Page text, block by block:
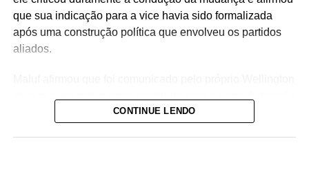
que sua indicação para a vice havia sido formalizada
após uma construção política que envolveu os partidos
aliados.
foi tomada na noite de quinta-feira (6), quando o PL
CONTINUE LENDO